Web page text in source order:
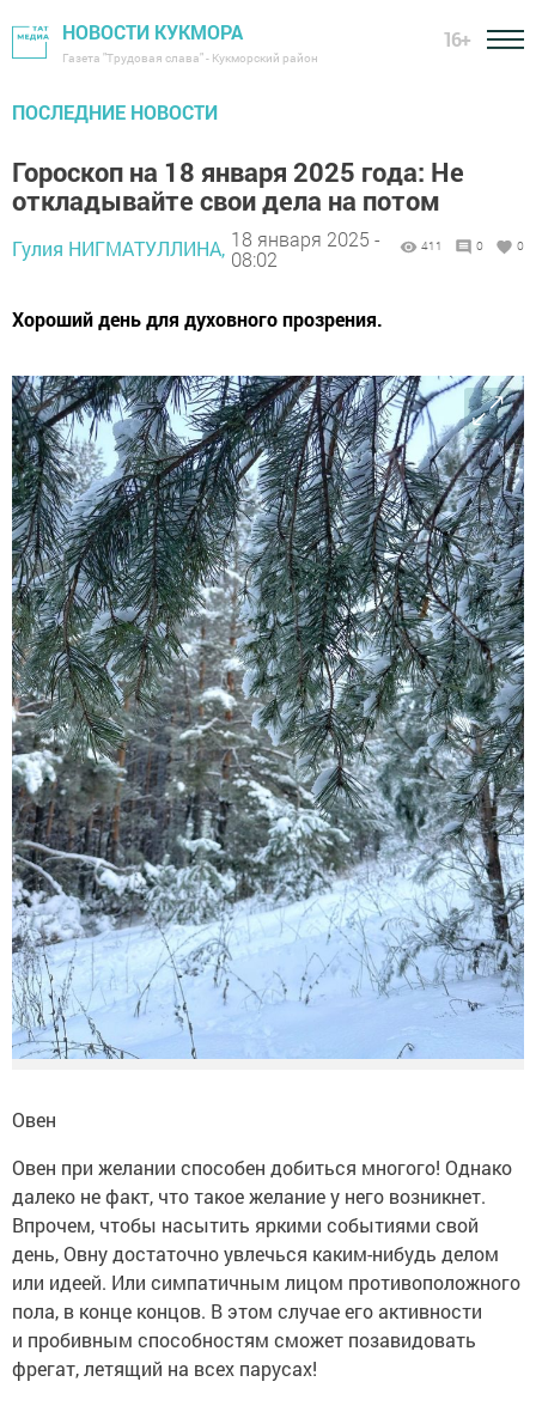
НОВОСТИ КУКМОРА
Газета "Трудовая слава" - Кукморский район
16+
ПОСЛЕДНИЕ НОВОСТИ
Гороскоп на 18 января 2025 года: Не
откладывайте свои дела на потом
Гулия НИГМАТУЛЛИНА, 18 января 2025 -
08:02
411 0 0
Хороший день для духовного прозрения.
Овен
Овен при желании способен добиться многого! Однако
далеко не факт, что такое желание у него возникнет.
Впрочем, чтобы насытить яркими событиями свой
день, Овну достаточно увлечься каким-нибудь делом
или идеей. Или симпатичным лицом противоположного
пола, в конце концов. В этом случае его активности
и пробивным способностям сможет позавидовать
фрегат, летящий на всех парусах!